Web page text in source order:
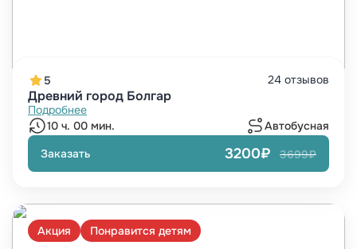
5 24 отзывов
Древний город Болгар
Подробнее
10 ч. 00 мин.
Автобусная
Заказать
3200₽ 3699₽
Акция Понравится детям